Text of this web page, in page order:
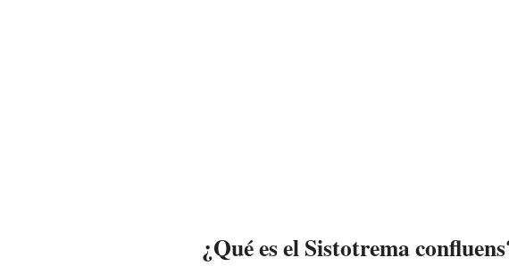
¿Qué es el Sistotrema